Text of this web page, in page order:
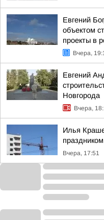
Евгений
объектом
проекты в
Вчера,
Евгений
Новгорода
Вчера,
Илья
Вчера, 17:51